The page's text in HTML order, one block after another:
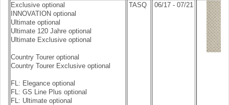
Exclusive optional
INNOVATION optional
Ultimate optional
Ultimate 120 Jahre optional
Ultimate Exclusive optional
Country Tourer optional
Country Tourer Exclusive optional
FL: Elegance optional
FL: GS Line Plus optional
FL: Ultimate optional
TASQ 06/17 - 07/21